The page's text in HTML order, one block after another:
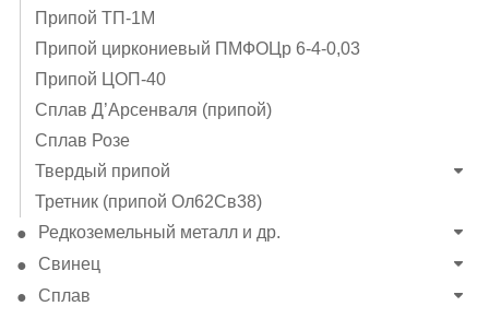
Припой ТП-1М
Припой циркониевый ПМФОЦр 6-4-0,03
Припой ЦОП-40
Сплав Д’Арсенваля (припой)
Сплав Розе
Твердый припой
Третник (припой Ол62Св38)
Редкоземельный металл и др.
Свинец
Сплав